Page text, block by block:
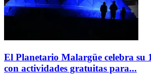
El Planetario Malargüe celebra su
con actividades gratuitas para...